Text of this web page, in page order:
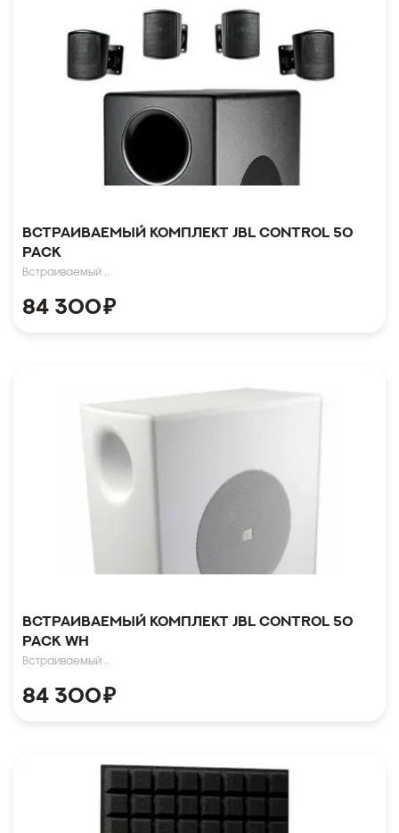
Встраиваемый комплект JBL Control 50
Pack
Встраиваемый ..
84 300₽
Встраиваемый комплект JBL Control 50
Pack WH
Встраиваемый ..
84 300₽